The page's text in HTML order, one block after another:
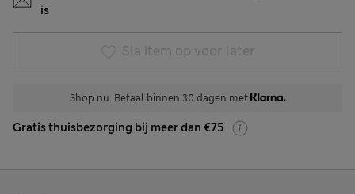
is
Sla item op voor later
Shop nu. Betaal binnen 30 dagen met
Gratis thuisbezorging bij meer dan €75